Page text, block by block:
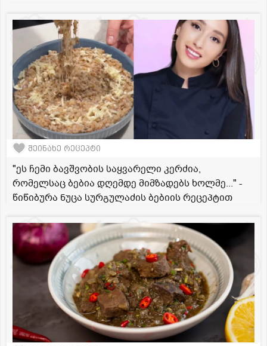
შეინახე რეცეპტი
"ეს ჩემი ბავშვობის საყვარელი კერძია,
რომელსაც ბებია დღემდე მიმზადებს ხოლმე..." -
წიწიბურა ნუცა სურგულაძის ბებიის რეცეპტით